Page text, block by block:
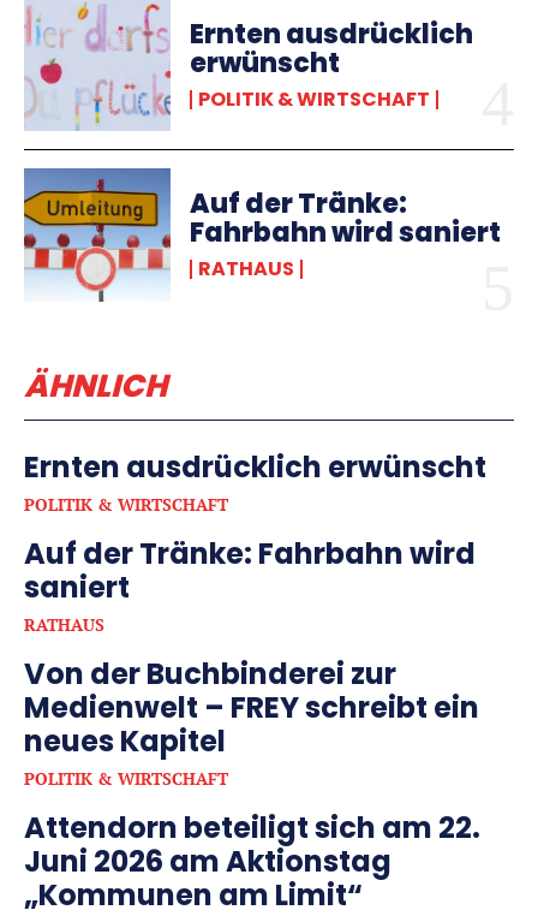
Ernten ausdrücklich
erwünscht
POLITIK & WIRTSCHAFT
Auf der Tränke:
Fahrbahn wird saniert
RATHAUS
ÄHNLICH
Ernten ausdrücklich erwünscht
POLITIK & WIRTSCHAFT
Auf der Tränke: Fahrbahn wird
saniert
RATHAUS
Von der Buchbinderei zur
Medienwelt – FREY schreibt ein
neues Kapitel
POLITIK & WIRTSCHAFT
Attendorn beteiligt sich am 22.
Juni 2026 am Aktionstag
„Kommunen am Limit“